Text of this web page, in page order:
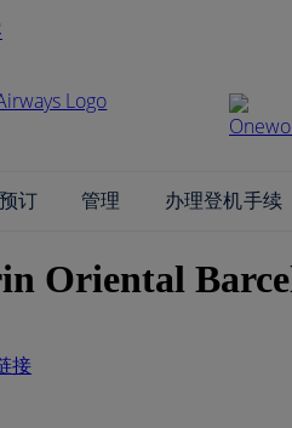
预订 管理 办理登机手续
Oriental
接